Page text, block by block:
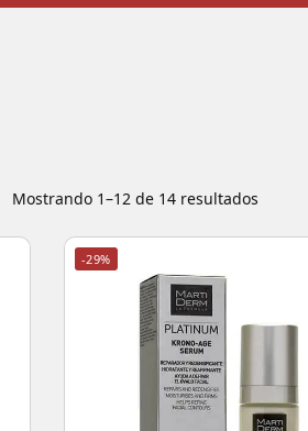
Mostrando 1–12 de 14 resultados
-29%